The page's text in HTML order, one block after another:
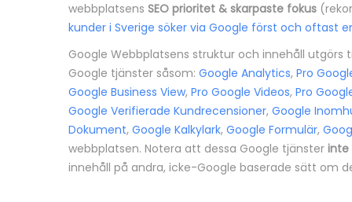
webbplatsens SEO prioritet & skarpaste fokus
kunder i Sverige söker via Google först och oftast
Google Webbplatsens struktur och innehåll
Google tjänster såsom: Google Analytics, Pro
Google Business View, Pro Google Videos, Pro
Google Verifierade Kundrecensioner, Google
Dokument, Google Kalkylark, Google Formulär,
webbplatsen. Notera att dessa Google tjänster inte
innehåll på andra, icke-Google baserade sätt om